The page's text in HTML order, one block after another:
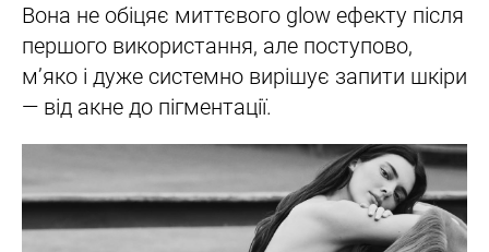
Вона не обіцяє миттєвого glow ефекту після
першого використання, але поступово,
м’яко і дуже системно вирішує запити шкіри
— від акне до пігментації.